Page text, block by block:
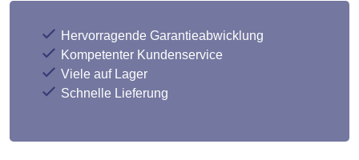
Hervorragende Garantieabwicklung
Kompetenter Kundenservice
Viele auf Lager
Schnelle Lieferung